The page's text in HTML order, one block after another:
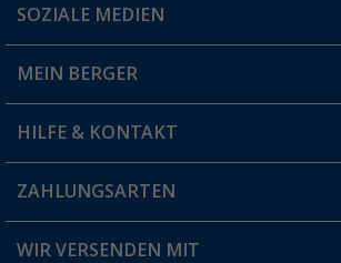
Du hast eine Frage?
Filiale finden
SOZIALE MEDIEN
MEIN BERGER
Vorteilskarte
Blog
HILFE & KONTAKT
FAQ & Kontakt
Versandinformationen
ZAHLUNGSARTEN
WIR VERSENDEN MIT